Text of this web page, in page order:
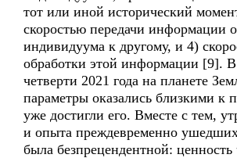
тот или иной исторический
скоростью передачи информации
индивидуума к другому, и 4)
обработки этой информации [9].
четверти 2021 года на планете
параметры оказались близкими к
уже достигли его. Вместе с тем,
и опыта преждевременно
была безпрецендентной: ценность